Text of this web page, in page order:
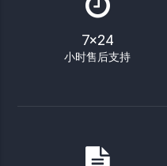
7×24
小时售后支持